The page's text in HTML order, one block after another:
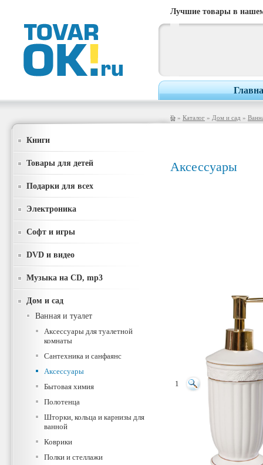
Лучшие товары в
» Каталог » Дом и сад »
Книги
Товары для детей
Подарки для всех
Электроника
Софт и игры
DVD и видео
Музыка на CD, mp3
Дом и сад
Ванная и туалет
Аксессуары для туалетной
комнаты
Сантехника и санфаянс
Аксессуары
Бытовая химия
Полотенца
Шторки, кольца и карнизы для
ванной
Коврики
Полки и стеллажи
Аксессуары
1